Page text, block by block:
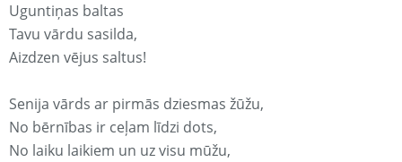
Uguntiņas baltas
Tavu vārdu sasilda,
Aizdzen vējus saltus!
Senija vārds ar pirmās dziesmas žūžu,
No bērnības ir ceļam līdzi dots,
No laiku laikiem un uz visu mūžu,